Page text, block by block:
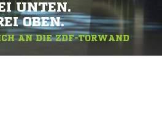
UNTEN.
OBEN.
AN DIE ZDF-TORWAND